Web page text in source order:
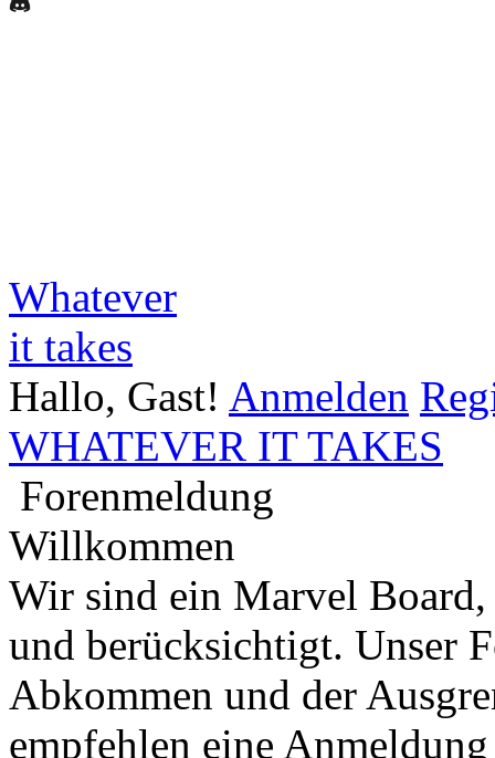
Whatever
it takes
Hallo, Gast! Anmelden
WHATEVER IT TAKES
Forenmeldung
Willkommen
Wir sind ein Marvel
und berücksichtigt. Unser
Abkommen und der
empfehlen eine